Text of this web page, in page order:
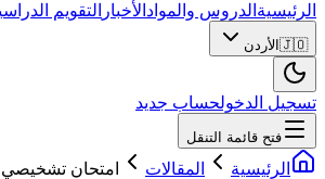
الرئيسية الدروس والمواد الأخبار التقويم
🇯🇴 الأردن
تسجيل الدخولحساب جديد
فتح قائمة التنقل
الرئيسية المقالات
امتحان تشخيصي